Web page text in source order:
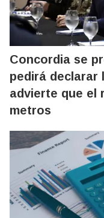
Concordia se
pedirá declarar
advierte que el
metros